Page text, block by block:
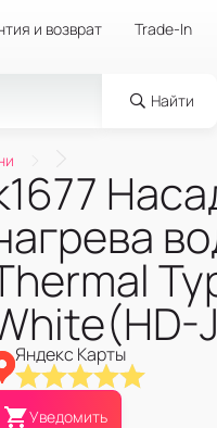
и возврат Trade-In
Найти
Яндекс Карты
Уведомить